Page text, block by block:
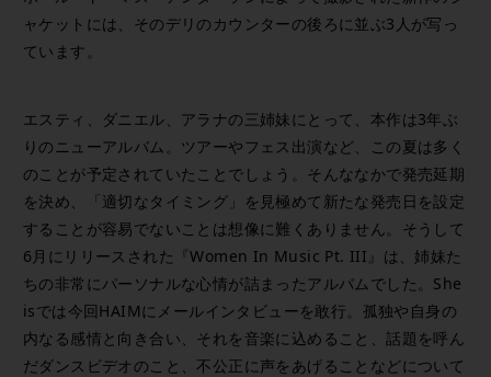
ャケットには、そのデリのカウンターの後ろに並ぶ3人が写っ
ています。
エスティ、ダニエル、アラナの三姉妹にとって、本作は3年ぶ
りのニューアルバム。ツアーやフェス出演など、この夏は多く
のことが予定されていたことでしょう。そんななかで発売延期
を決め、「適切なタイミング」を見極めて新たな発売日を設定
することが容易でないことは想像に難くありません。そうして
6月にリリースされた『Women In Music Pt. III』は、姉妹た
ちの非常にパーソナルな心情が詰まったアルバムでした。She
isでは今回HAIMにメールインタビューを敢行。孤独や自身の
内なる感情と向き合い、それを音楽に込めること、話題を呼ん
だダンスビデオのこと、不公正に声をあげることなどについて